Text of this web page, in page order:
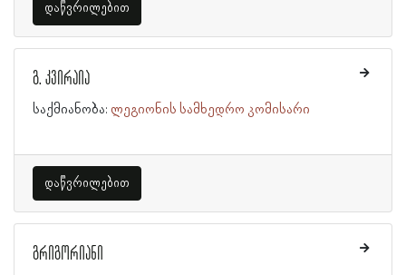
დაწვრილებით
გ. კვირაია
საქმიანობა: ლეგიონის სამხედრო კომისარი
დაწვრილებით
გრიგორიანი